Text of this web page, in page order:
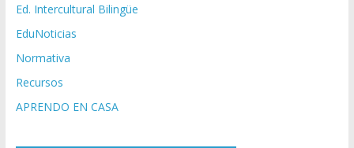
Ed. Intercultural Bilingüe
EduNoticias
Normativa
Recursos
APRENDO EN CASA